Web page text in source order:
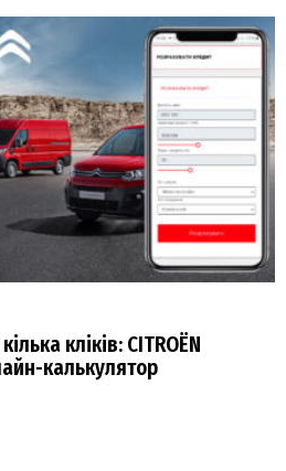
кліків: CITROËN
калькулятор